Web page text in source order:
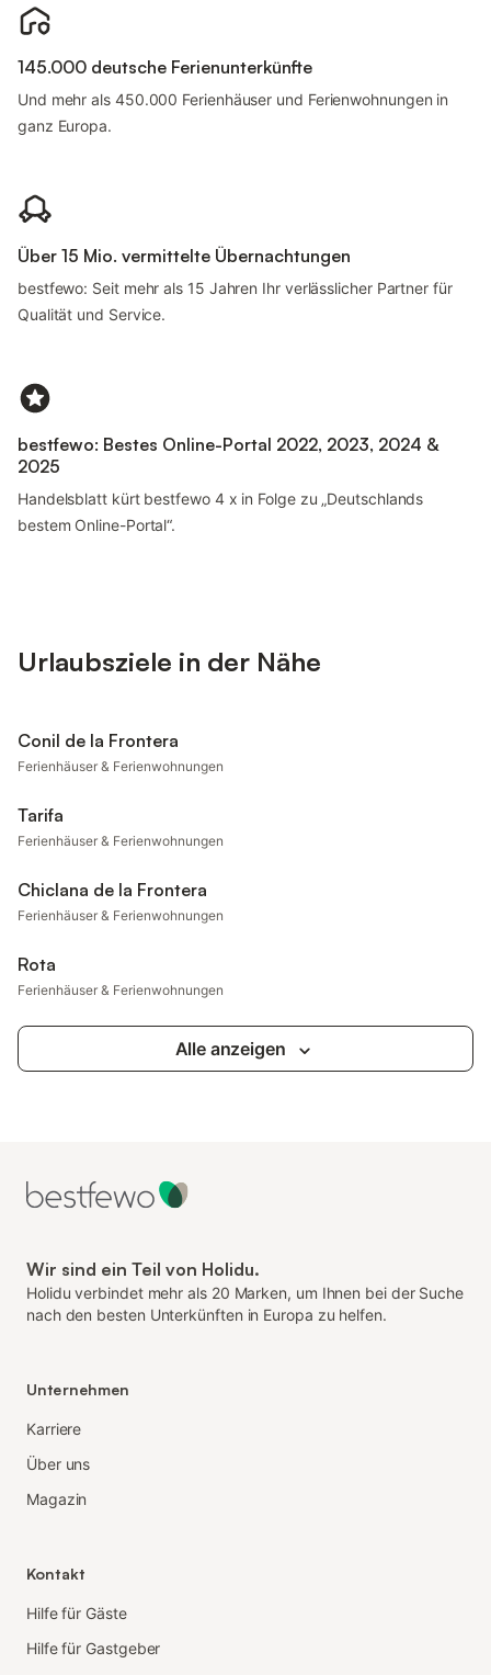
145.000 deutsche Ferienunterkünfte
Und mehr als 450.000 Ferienhäuser und Ferienwohnungen in
ganz Europa.
Über 15 Mio. vermittelte Übernachtungen
bestfewo: Seit mehr als 15 Jahren Ihr verlässlicher Partner für
Qualität und Service.
bestfewo: Bestes Online-Portal 2022, 2023, 2024 &
2025
Handelsblatt kürt bestfewo 4 x in Folge zu „Deutschlands
bestem Online-Portal“.
Urlaubsziele in der Nähe
Conil de la Frontera
Ferienhäuser & Ferienwohnungen
Tarifa
Ferienhäuser & Ferienwohnungen
Chiclana de la Frontera
Ferienhäuser & Ferienwohnungen
Rota
Ferienhäuser & Ferienwohnungen
Alle anzeigen
Wir sind ein Teil von Holidu.
Holidu verbindet mehr als 20 Marken, um Ihnen bei der Suche
nach den besten Unterkünften in Europa zu helfen.
Unternehmen
Karriere
Über uns
Magazin
Kontakt
Hilfe für Gäste
Hilfe für Gastgeber